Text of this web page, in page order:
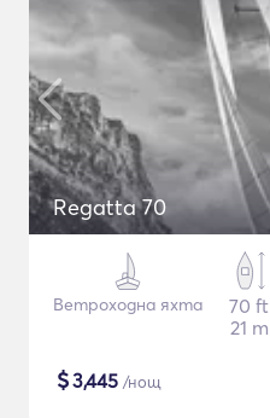
Regatta 70
Ветроходна яхта
70 ft
21 m
$3,445 /нощ